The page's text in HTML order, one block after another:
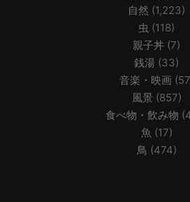
自然 (1,223)
虫 (118)
親子丼 (7)
銭湯 (33)
音楽・映画
風景(857)
食べ物・飲み物
魚 (17)
鳥 (474)